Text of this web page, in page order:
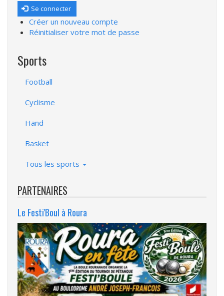
Se connecter
Créer un nouveau compte
Réinitialiser votre mot de passe
Sports
Football
Cyclisme
Hand
Basket
Tous les sports
PARTENAIRES
Le Festi'Boul à Roura